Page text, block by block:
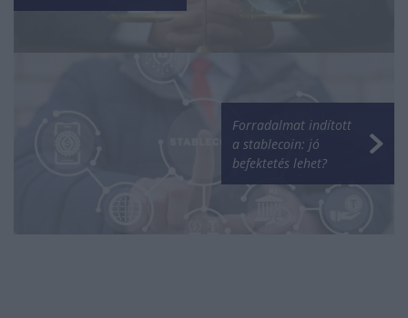
Forradalmat indított
a stablecoin: jó
befektetés lehet?